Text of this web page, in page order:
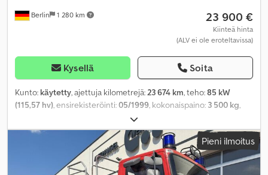
Berlin 1 280 km 23 900 €
Kiinteä hinta
(ALV ei ole eroteltavissa)
Kysellä Soita
Kunto: käytetty, ajettuja kilometrejä:23 674 km, teho:85 kW
(115,57 hv), ensirekisteröinti:05/1999, kokonaispaino: 3 500 kg,
beige
päästöluokka:euro2, lastitilan leveys:1 860 mm, kuormatilan
, kuormatilan korkeus:1 920 mm, Valmistusvuosi:
, kokonaispituus:5 550 mm, kokonaisleveys:250 mm,
kokonaiskorkeus:2 950 mm , istuimien määrä: , Varusteet:ABS,
Pieni ilmoitus